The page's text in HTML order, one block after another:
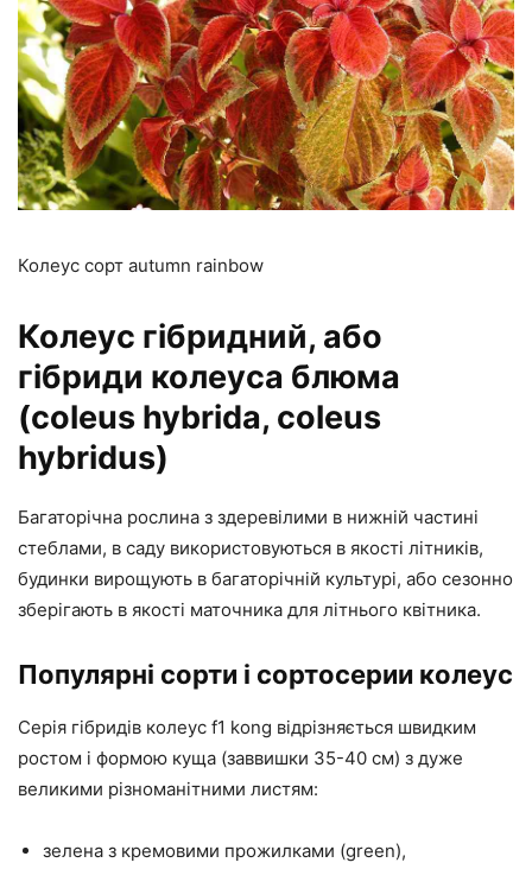
Колеус сорт autumn rainbow
Колеус гібридний, або
гібриди колеуса блюма
(coleus hybrida, coleus
hybridus)
Багаторічна рослина з здеревілими в нижній частині
стеблами, в саду використовуються в якості літників,
будинки вирощують в багаторічній культурі, або сезонно
зберігають в якості маточника для літнього квітника.
Популярні сорти і сортосерии колеус
Серія гібридів колеус f1 kong відрізняється швидким
ростом і формою куща (заввишки 35-40 см) з дуже
великими різноманітними листям:
зелена з кремовими прожилками (green),